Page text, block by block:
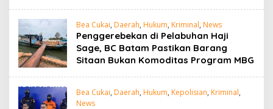
Bea Cukai, Daerah, Hukum, Kriminal, News
Penggerebekan di Pelabuhan Haji
Sage, BC Batam Pastikan Barang
Sitaan Bukan Komoditas Program MBG
Bea Cukai, Daerah, Hukum, Kepolisian, Kriminal,
News